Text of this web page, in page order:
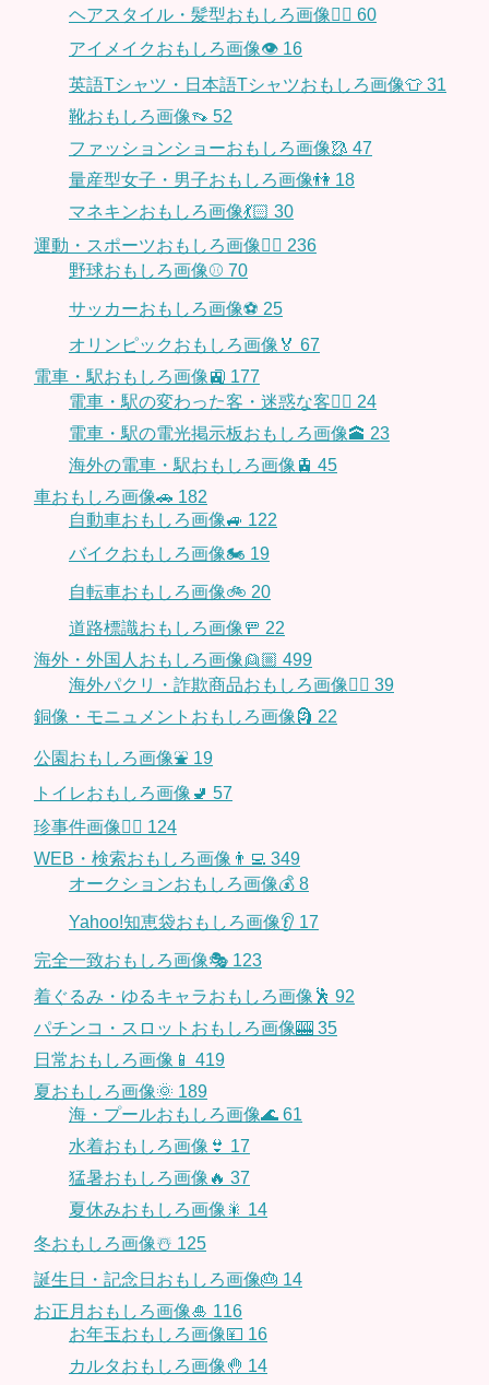
ヘアスタイル・髪型おもしろ画像👱‍♀️ 60
アイメイクおもしろ画像👁 16
英語Tシャツ・日本語Tシャツおもしろ画像👕 31
靴おもしろ画像👡 52
ファッションショーおもしろ画像🥻 47
量産型女子・男子おもしろ画像👫 18
マネキンおもしろ画像💃🏻 30
運動・スポーツおもしろ画像🏃‍♂️ 236
野球おもしろ画像⚾ 70
サッカーおもしろ画像⚽️ 25
オリンピックおもしろ画像🏅 67
電車・駅おもしろ画像🚉 177
電車・駅の変わった客・迷惑な客🤦‍♀️ 24
電車・駅の電光掲示板おもしろ画像🕋 23
海外の電車・駅おもしろ画像🚊 45
車おもしろ画像🚗 182
自動車おもしろ画像🚙 122
バイクおもしろ画像🏍 19
自転車おもしろ画像🚲 20
道路標識おもしろ画像🚥 22
海外・外国人おもしろ画像👱🏼 499
海外パクリ・詐欺商品おもしろ画像🙅‍♀️ 39
銅像・モニュメントおもしろ画像🗿 22
公園おもしろ画像⛲️ 19
トイレおもしろ画像🚽 57
珍事件画像👮‍♂️ 124
WEB・検索おもしろ画像👨‍💻 349
オークションおもしろ画像💰 8
Yahoo!知恵袋おもしろ画像👂 17
完全一致おもしろ画像🎭 123
着ぐるみ・ゆるキャラおもしろ画像🕺 92
パチンコ・スロットおもしろ画像🎰 35
日常おもしろ画像📱 419
夏おもしろ画像🌞 189
海・プールおもしろ画像🌊 61
水着おもしろ画像👙 17
猛暑おもしろ画像🔥 37
夏休みおもしろ画像🎇 14
冬おもしろ画像☃️ 125
誕生日・記念日おもしろ画像🎂 14
お正月おもしろ画像🎍 116
お年玉おもしろ画像💴 16
カルタおもしろ画像🤚 14